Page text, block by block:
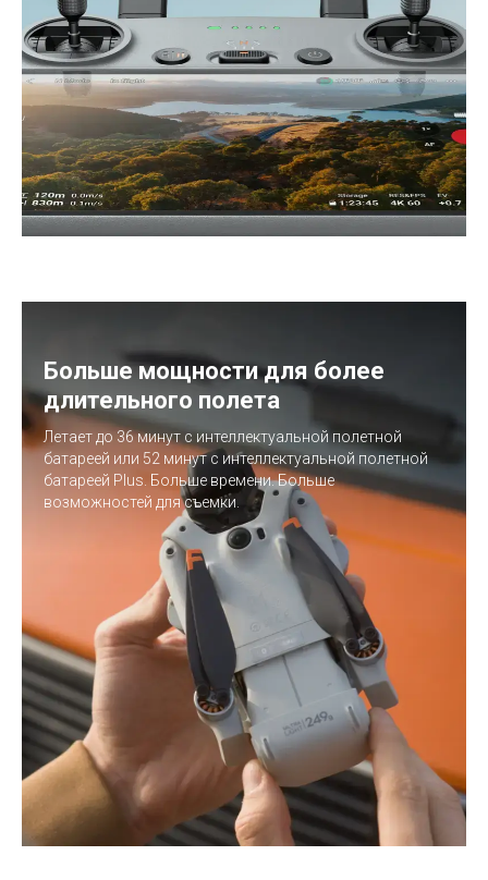
Больше мощности для более
длительного полета
Летает до 36 минут с интеллектуальной полетной
батареей или 52 минут с интеллектуальной полетной
батареей Plus. Больше времени. Больше
возможностей для съемки.